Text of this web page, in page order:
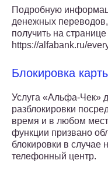
Подробную
денежных
получить на странице
https://alfabank.ru/
Блокировка
Услуга «Альфа-Чек»
разблокировки
время и в любом
функции призвано
блокировки в случае
телефонный центр.